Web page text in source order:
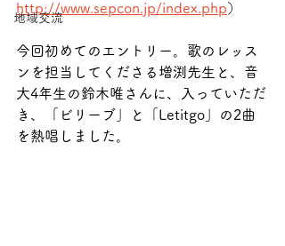
地域交流
http://www.sepcon.jp/index.php）
今回初めてのエントリー。歌のレッス
ンを担当してくださる増渕先生と、音
大4年生の鈴木唯さんに、入っていただ
き、「ビリーブ」と「Letitgo」の2曲
を熱唱しました。